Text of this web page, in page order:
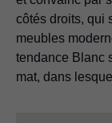
côtés droits, qui
meubles
tendance Blanc
mat, dans